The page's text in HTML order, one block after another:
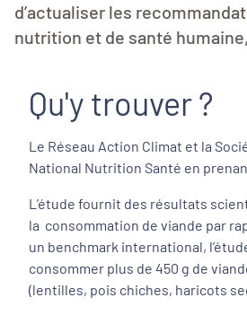
d’actualiser les
nutrition et de santé
Qu'y trouver ?
Le Réseau Action Climat et la
National Nutrition Santé en
L’étude fournit des résultats
la consommation de viande par
un benchmark international,
consommer plus de 450 g de
(lentilles, pois chiches, haricots